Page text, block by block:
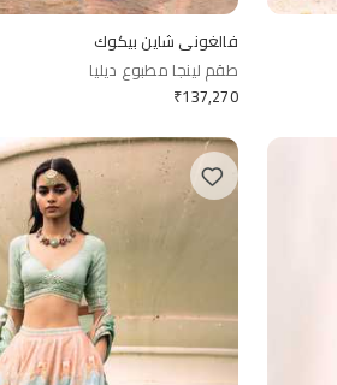
فالغوني شاين بيكوك
طقم لينجا مطبوع ديليا
₹137,270